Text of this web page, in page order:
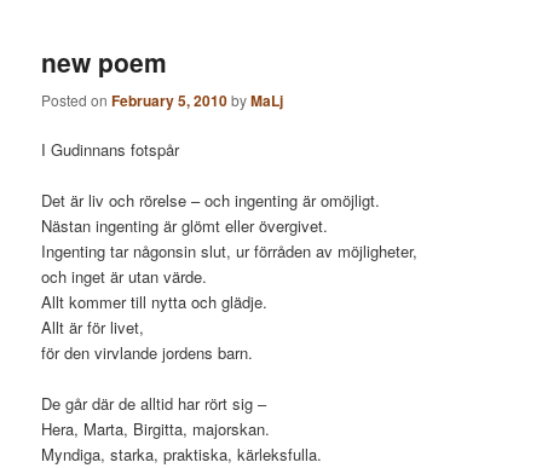
new poem
Posted onFebruary 5, 2010byMaLj
I Gudinnans fotspår
Det är liv och rörelse – och ingenting är omöjligt.
Nästan ingenting är glömt eller övergivet.
Ingenting tar någonsin slut, ur förråden av möjligheter,
och inget är utan värde.
Allt kommer till nytta och glädje.
Allt är för livet,
för den virvlande jordens barn.
De går där de alltid har rört sig –
Hera, Marta, Birgitta, majorskan.
Myndiga, starka, praktiska, kärleksfulla.